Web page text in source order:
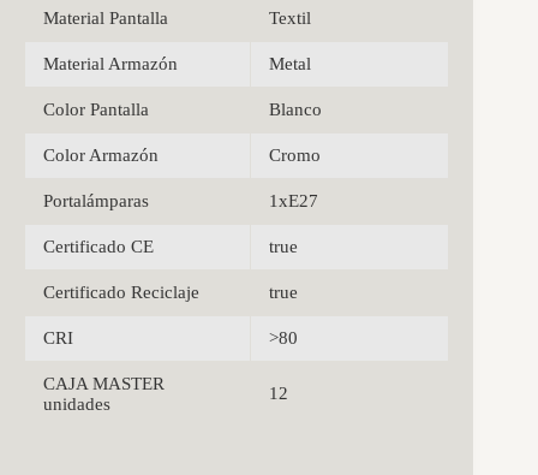
Material Pantalla Textil
Material Armazón Metal
Color Pantalla Blanco
Color Armazón Cromo
Portalámparas 1xE27
Certificado CE true
Certificado Reciclaje true
CRI >80
CAJA MASTER
unidades
12